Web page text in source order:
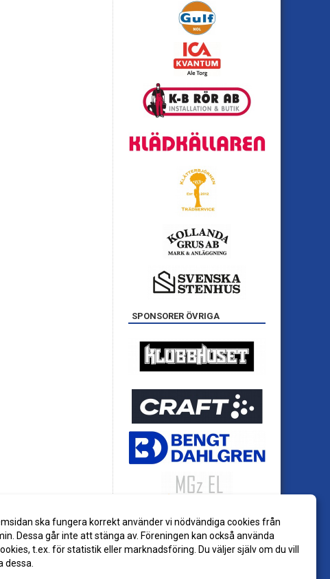
SPONSORER ÖVRIGA
ska fungera korrekt använder vi nödvändiga cookies från
Dessa går inte att stänga av. Föreningen kan också använda
t.ex. för statistik eller marknadsföring. Du väljer själv om du vill
dessa.